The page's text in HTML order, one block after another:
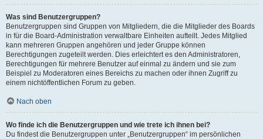
Was sind Benutzergruppen?
Benutzergruppen sind Gruppen von Mitgliedern, die die Mitglieder des Boards
in für die Board-Administration verwaltbare Einheiten aufteilt. Jedes Mitglied
kann mehreren Gruppen angehören und jeder Gruppe können
Berechtigungen zugeteilt werden. Dies erleichtert es den Administratoren,
Berechtigungen für mehrere Benutzer auf einmal zu ändern und sie zum
Beispiel zu Moderatoren eines Bereichs zu machen oder ihnen Zugriff zu
einem nichtöffentlichen Forum zu geben.
Nach oben
Wo finde ich die Benutzergruppen und wie trete ich ihnen bei?
Du findest die Benutzergruppen unter „Benutzergruppen“ im persönlichen